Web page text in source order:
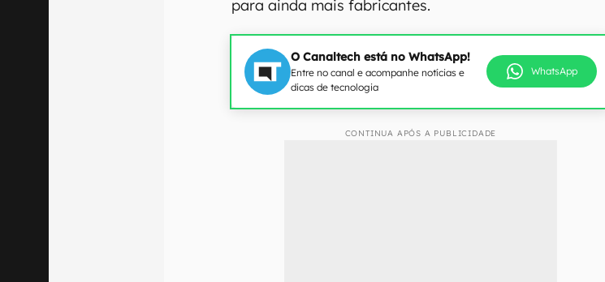
para ainda mais fabricantes.
O Canaltech está no WhatsApp!
Entre no canal e acompanhe notícias e
dicas de tecnologia
WhatsApp
CONTINUA APÓS A PUBLICIDADE